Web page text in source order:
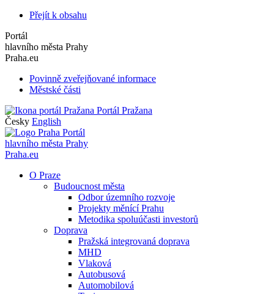
Přejít k obsahu
Portál
hlavního města Prahy
Praha.eu
Povinně zveřejňované informace
Městské části
Portál Pražana
Česky English
Portál
hlavního města Prahy
Praha.eu
O Praze
Budoucnost města
Odbor územního rozvoje
Projekty měnící Prahu
Metodika spoluúčasti investorů
Doprava
Pražská integrovaná doprava
MHD
Vlaková
Autobusová
Automobilová